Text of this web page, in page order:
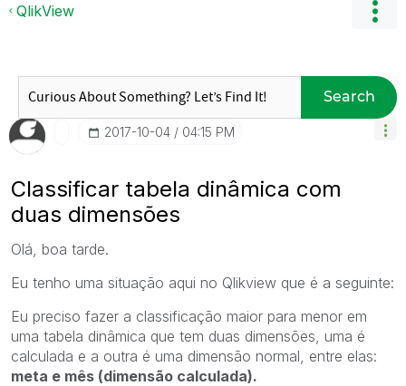
QlikView
Search
‎2017-10-04 04:15 PM
Classificar tabela dinâmica com
duas dimensões
Olá, boa tarde.
Eu tenho uma situação aqui no Qlikview que é a seguinte:
Eu preciso fazer a classificação maior para menor em
uma tabela dinâmica que tem duas dimensões, uma é
calculada e a outra é uma dimensão normal, entre elas:
meta e mês (dimensão calculada).